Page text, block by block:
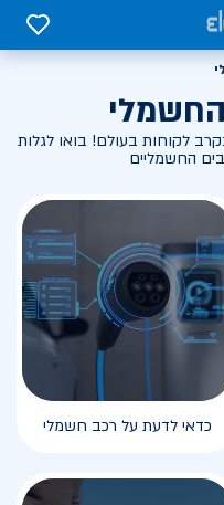
0
לקוחות בעולם! בואו לגלות
החשמליים
כדאי לדעת על רכב חשמלי